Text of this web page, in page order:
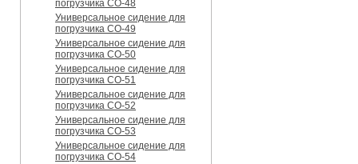
погрузчика CO-48
Универсальное сидение для
погрузчика CO-49
Универсальное сидение для
погрузчика CO-50
Универсальное сидение для
погрузчика CO-51
Универсальное сидение для
погрузчика CO-52
Универсальное сидение для
погрузчика CO-53
Универсальное сидение для
погрузчика CO-54